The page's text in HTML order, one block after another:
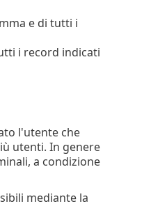
e di tutti i
i record indicati
l'utente che
utenti. In genere
a condizione
mediante la